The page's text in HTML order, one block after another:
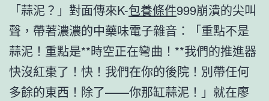
「蒜泥？」對面傳來K-包養條件999崩潰的尖叫
聲，帶著濃濃的中藥味電子雜音：「重點不是
蒜泥！重點是**時空正在彎曲！**我們的推進器
快沒紅棗了！快！我們在你的後院！別帶任何
多餘的東西！除了——你那缸蒜泥！」就在廖